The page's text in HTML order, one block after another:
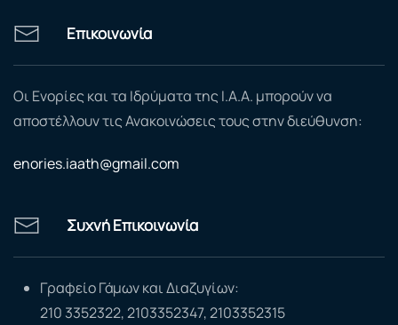
Επικοινωνία
Οι Ενορίες και τα Ιδρύματα της Ι.Α.Α. μπορούν να
αποστέλλουν τις Ανακοινώσεις τους στην διεύθυνση:
enories.iaath@gmail.com
Συχνή Επικοινωνία
Γραφείο Γάμων και Διαζυγίων:
210 3352322, 2103352347, 2103352315